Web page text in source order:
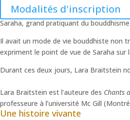
Modalités d'inscription
Saraha, grand pratiquant du
Il avait un mode de vie bouddhiste non
expriment le point de vue de Saraha sur
Durant ces deux jours, Lara Braitstein
Lara Braitstein est l’auteure des Chants
professeure à l’université Mc Gill
Une histoire vivante